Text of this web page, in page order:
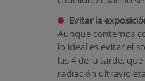
Evitar la
Aunque contemos
lo ideal es evitar el
las 4 de la tarde,
radiación